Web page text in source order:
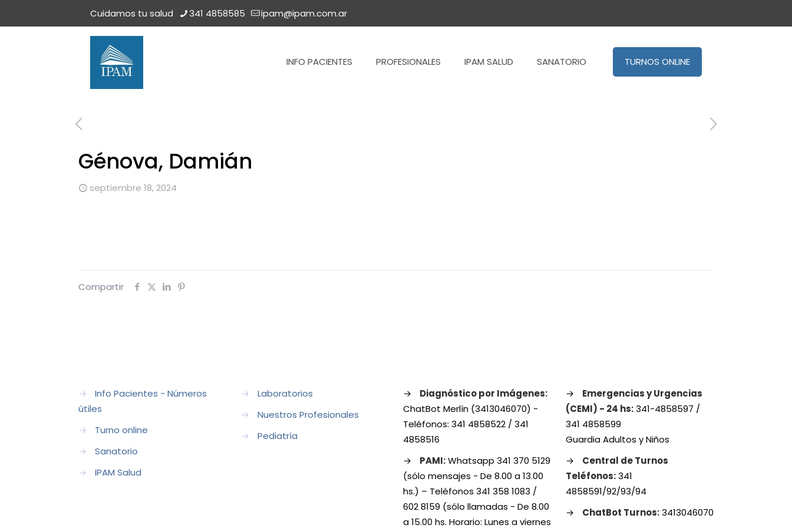
Cuidamos tu salud 341 4858585 ipam@ipam.com.ar
INFO PACIENTES PROFESIONALES IPAM SALUD SANATORIO TURNOS ONLINE
Génova, Damián
septiembre 18, 2024
Compartir
→
Info Pacientes - Números
útiles
→
Turno online
→
Sanatorio
→
IPAM Salud
→
Laboratorios
→
Nuestros Profesionales
→
Pediatría
→
Diagnóstico por Imágenes:
ChatBot Merlín (3413046070) -
Teléfonos: 341 4858522 / 341
4858516
→
PAMI:Whatsapp 341 370 5129
(sólo mensajes - De 8.00 a 13.00
hs.) – Teléfonos 341 358 1083 /
602 8159 (sólo llamadas - De 8.00
a 15.00 hs. Horario: Lunes a viernes
→
Emergencias y Urgencias
(CEMI) - 24 hs:341-4858597 /
341 4858599
Guardia Adultos y Niños
→
Central de Turnos
Teléfonos:341
4858591/92/93/94
→
ChatBot Turnos:3413046070